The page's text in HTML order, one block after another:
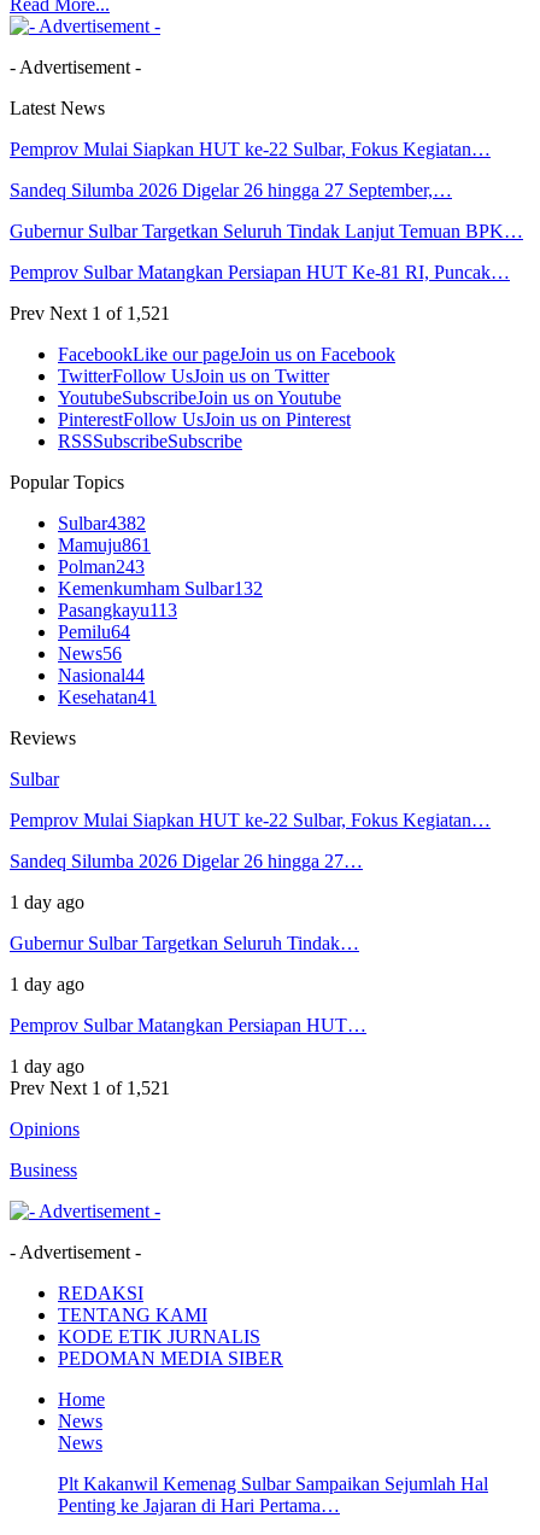
Read More...
- Advertisement -
Latest News
Pemprov Mulai Siapkan HUT ke-22 Sulbar, Fokus Kegiatan…
Sandeq Silumba 2026 Digelar 26 hingga 27 September,…
Gubernur Sulbar Targetkan Seluruh Tindak Lanjut Temuan BPK…
Pemprov Sulbar Matangkan Persiapan HUT Ke-81 RI, Puncak…
Prev Next 1 of 1,521
FacebookLike our pageJoin us on Facebook
TwitterFollow UsJoin us on Twitter
YoutubeSubscribeJoin us on Youtube
PinterestFollow UsJoin us on Pinterest
RSSSubscribeSubscribe
Popular Topics
Sulbar4382
Mamuju861
Polman243
Kemenkumham Sulbar132
Pasangkayu113
Pemilu64
News56
Nasional44
Kesehatan41
Reviews
Sulbar
Pemprov Mulai Siapkan HUT ke-22 Sulbar, Fokus Kegiatan…
Sandeq Silumba 2026 Digelar 26 hingga 27…
1 day ago
Gubernur Sulbar Targetkan Seluruh Tindak…
1 day ago
Pemprov Sulbar Matangkan Persiapan HUT…
1 day ago
Prev Next 1 of 1,521
Opinions
Business
- Advertisement -
REDAKSI
TENTANG KAMI
KODE ETIK JURNALIS
PEDOMAN MEDIA SIBER
Home
News
News
Plt Kakanwil Kemenag Sulbar Sampaikan Sejumlah Hal
Penting ke Jajaran di Hari Pertama…